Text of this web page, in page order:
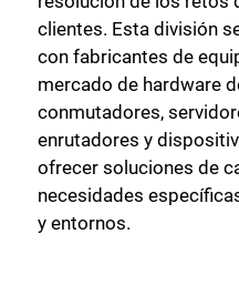
clientes. Esta división
con fabricantes de
mercado de hardware
conmutadores,
enrutadores y
ofrecer soluciones de
necesidades
y entornos.